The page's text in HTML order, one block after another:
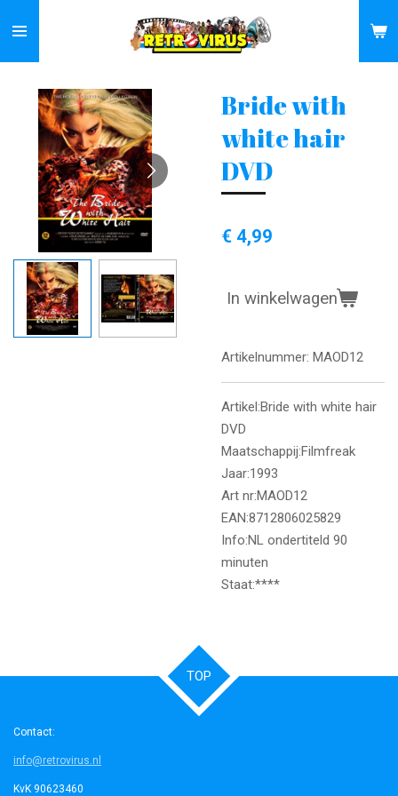
direct
naar
hoofdinhoud
Bride with
white hair
DVD
€ 4,99
In winkelwagen
Artikelnummer: MAOD12
Artikel:Bride with white hair
DVD
Maatschappij:Filmfreak
Jaar:1993
Art nr:MAOD12
EAN:8712806025829
Info:NL ondertiteld 90
minuten
Staat:****
TOP
Contact:
info@retrovirus.nl
KvK 90623460